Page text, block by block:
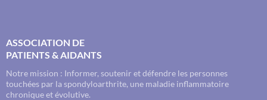
ASSOCIATION DE
PATIENTS & AIDANTS
Notre mission : Informer, soutenir et défendre les personnes
touchées par la spondyloarthrite, une maladie inflammatoire
chronique et évolutive.